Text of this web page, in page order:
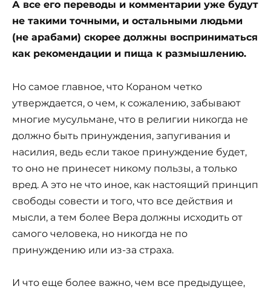
А все его переводы и комментарии уже будут
не такими точными, и остальными людьми
(не арабами) скорее должны восприниматься
как рекомендации и пища к размышлению.
Но самое главное, что Кораном четко
утверждается, о чем, к сожалению, забывают
многие мусульмане, что в религии никогда не
должно быть принуждения, запугивания и
насилия, ведь если такое принуждение будет,
то оно не принесет никому пользы, а только
вред. А это не что иное, как настоящий принцип
свободы совести и того, что все действия и
мысли, а тем более Вера должны исходить от
самого человека, но никогда не по
принуждению или из-за страха.
И что еще более важно, чем все предыдущее,